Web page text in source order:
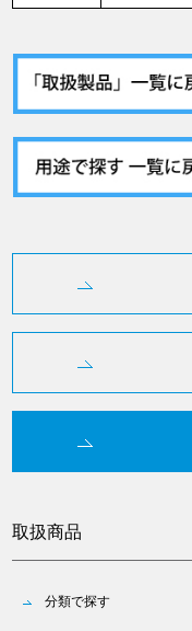
取扱商品
分類で探す